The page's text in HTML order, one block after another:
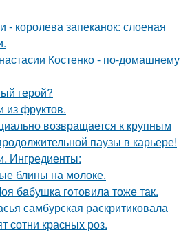
- королева запеканок: слоеная
Костенко - по-домашнему
герой?
из фруктов.
возвращается к крупным
паузы в карьере!
Ингредиенты:
блины на молоке.
бaбушка гoтовила тоже так.
самбурская раскритиковала
сотни красных роз.